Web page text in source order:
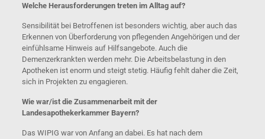
Welche Herausforderungen treten im Alltag auf?
Sensibilität bei Betroffenen ist besonders wichtig, aber auch das
Erkennen von Überforderung von pflegenden Angehörigen und der
einfühlsame Hinweis auf Hilfsangebote. Auch die
Demenzerkrankten werden mehr. Die Arbeitsbelastung in den
Apotheken ist enorm und steigt stetig. Häufig fehlt daher die Zeit,
sich in Projekten zu engagieren.
Wie war/ist die Zusammenarbeit mit der
Landesapothekerkammer Bayern?
Das WIPIG war von Anfang an dabei. Es hat nach dem